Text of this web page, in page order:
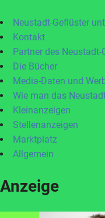
Neustadt-Geflüster
Kontakt
Partner des Neustadt-
Die Bücher
Media-Daten und
Wie man das
Kleinanzeigen
Stellenanzeigen
Marktplatz
Allgemein
Anzeige